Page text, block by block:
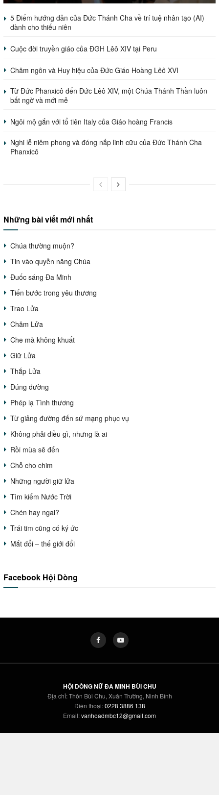
5 Điểm hướng dẫn của Đức Thánh Cha về trí tuệ nhân tạo (AI)
dành cho thiếu niên
Cuộc đời truyền giáo của ĐGH Lêô XIV tại Peru
Châm ngôn và Huy hiệu của Đức Giáo Hoàng Lêô XVI
Từ Đức Phanxicô đến Đức Lêô XIV, một Chúa Thánh Thần luôn
bất ngờ và mới mẻ
Ngôi mộ gắn với tổ tiên Italy của Giáo hoàng Francis
Nghi lễ niêm phong và đóng nắp linh cữu của Đức Thánh Cha
Phanxicô
Những bài viết mới nhất
Chúa thường muộn?
Tin vào quyền năng Chúa
Đuốc sáng Đa Minh
Tiến bước trong yêu thương
Trao Lửa
Chăm Lửa
Che mà không khuất
Giữ Lửa
Thắp Lửa
Đúng đường
Phép lạ Tình thương
Từ giảng đường đến sứ mạng phục vụ
Không phải điều gì, nhưng là ai
Rồi mùa sẽ đến
Chỗ cho chim
Những người giữ lửa
Tìm kiếm Nước Trời
Chén hay ngai?
Trái tim cũng có ký ức
Mắt đổi – thế giới đổi
Facebook Hội Dòng
HỘI DÒNG NỮ ĐA MINH BÙI CHU
Địa chỉ: Thôn Bùi Chu, Xuân Trường, Ninh Bình
Điện thoại:0228 3886 138
Email:vanhoadmbc12@gmail.com